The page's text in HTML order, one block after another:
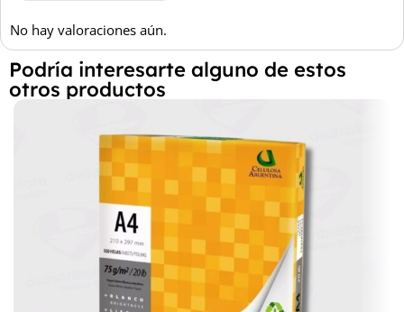
No hay valoraciones aún.
Podría interesarte alguno de estos
otros productos